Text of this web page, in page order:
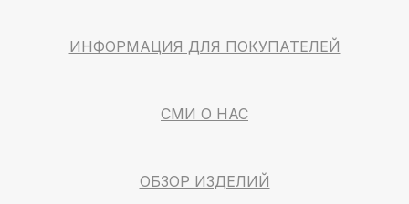
ИНФОРМАЦИЯ ДЛЯ ПОКУПАТЕЛЕЙ
СМИ О НАС
ОБЗОР ИЗДЕЛИЙ